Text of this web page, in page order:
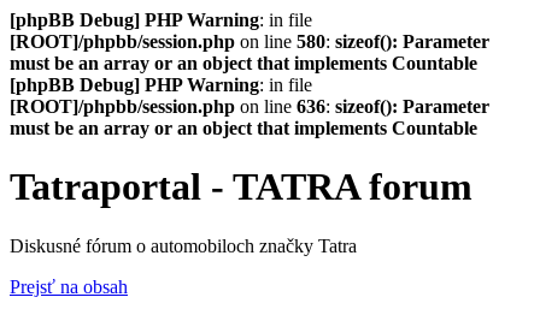
[phpBB Debug] PHP Warning: in file
[ROOT]/phpbb/session.php on line 580: sizeof(): Parameter
must be an array or an object that implements Countable
[phpBB Debug] PHP Warning: in file
[ROOT]/phpbb/session.php on line 636: sizeof(): Parameter
must be an array or an object that implements Countable
Tatraportal - TATRA forum
Diskusné fórum o automobiloch značky Tatra
Prejsť na obsah